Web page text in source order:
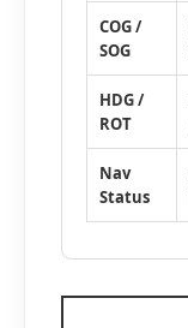
COG /
SOG
HDG /
ROT
Nav
Status